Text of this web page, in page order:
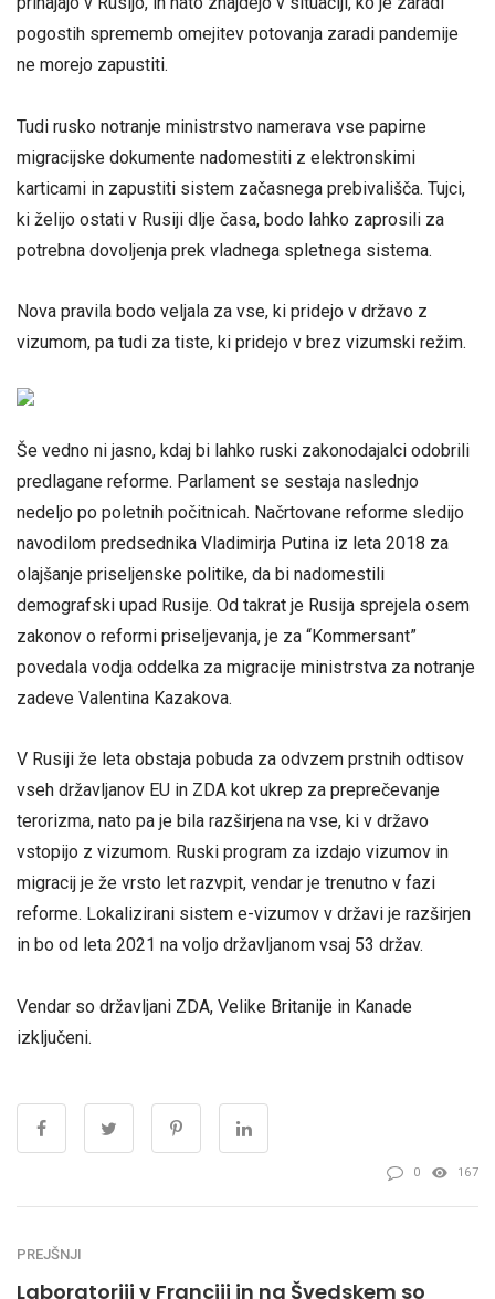
pogostih sprememb omejitev potovanja zaradi pandemije
ne morejo zapustiti.
Tudi rusko notranje ministrstvo namerava vse papirne
migracijske dokumente nadomestiti z elektronskimi
karticami in zapustiti sistem začasnega prebivališča. Tujci,
ki želijo ostati v Rusiji dlje časa, bodo lahko zaprosili za
potrebna dovoljenja prek vladnega spletnega sistema.
Nova pravila bodo veljala za vse, ki pridejo v državo z
vizumom, pa tudi za tiste, ki pridejo v brez vizumski režim.
Še vedno ni jasno, kdaj bi lahko ruski zakonodajalci odobrili
predlagane reforme. Parlament se sestaja naslednjo
nedeljo po poletnih počitnicah. Načrtovane reforme sledijo
navodilom predsednika Vladimirja Putina iz leta 2018 za
olajšanje priseljenske politike, da bi nadomestili
demografski upad Rusije. Od takrat je Rusija sprejela osem
zakonov o reformi priseljevanja, je za “Kommersant”
povedala vodja oddelka za migracije ministrstva za notranje
zadeve Valentina Kazakova.
V Rusiji že leta obstaja pobuda za odvzem prstnih odtisov
vseh državljanov EU in ZDA kot ukrep za preprečevanje
terorizma, nato pa je bila razširjena na vse, ki v državo
vstopijo z vizumom. Ruski program za izdajo vizumov in
migracij je že vrsto let razvpit, vendar je trenutno v fazi
reforme. Lokalizirani sistem e-vizumov v državi je razširjen
in bo od leta 2021 na voljo državljanom vsaj 53 držav.
Vendar so državljani ZDA, Velike Britanije in Kanade
izključeni.
0 167
PREJŠNJI
Laboratoriji v Franciji in na Švedskem so